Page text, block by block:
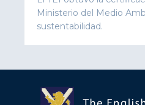
Ministerio del Medio
sustentabilidad.